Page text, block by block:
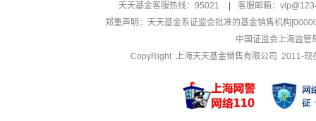
天天基金客服热线：95021
客服邮箱：
郑重声明： 天天基金系证监会批准的基金销售机构
中国证监会上海监管
CopyRight 上海天天基金销售有限公司 2011-